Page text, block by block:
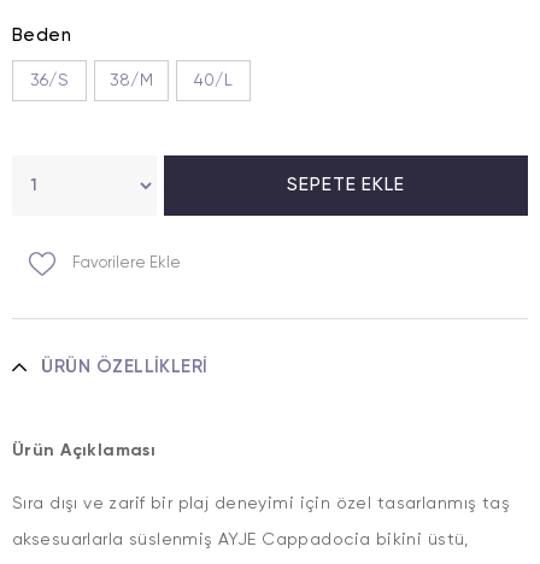
Beden
36/S 38/M 40/L
Favorilere Ekle
ÜRÜN ÖZELLIKLERI
Ürün Açıklaması
Sıra dışı ve zarif bir plaj deneyimi için özel tasarlanmış taş
aksesuarlarla süslenmiş AYJE Cappadocia bikini üstü,